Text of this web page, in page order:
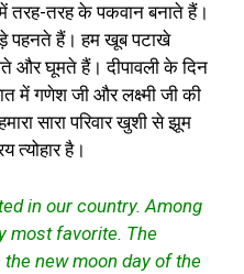
तरह के पकवान बनाते हैं।
पहनते हैं। हम खूब पटाखे
और घूमते हैं। दीपावली के दिन
में गणेश जी और लक्ष्मी जी की
सारा परिवार खुशी से झूम
त्योहार है।
in our country. Among
most favorite. The
new moon day of the